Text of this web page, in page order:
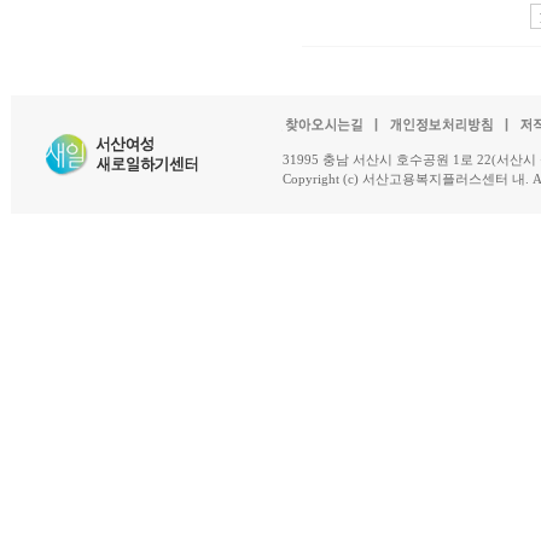
31995 충남 서산시 호수공원 1로 22(서산
Copyright (c) 서산고용복지플러스센터 내.